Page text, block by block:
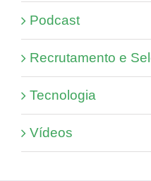
Podcast
Recrutamento e
Tecnologia
Vídeos